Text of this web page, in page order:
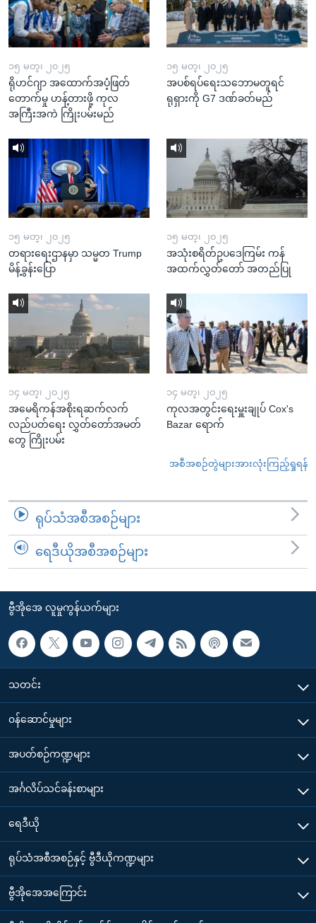
၁၅ မတ္၊ ၂၀၂၅
ရိုဟင်ဂျာ အထောက်အပံ့ဖြတ်
တောက်မှု ဟန့်တားဖို့ ကုလ
အကြီးအကဲ ကြိုးပမ်းမည်
၁၅ မတ္၊ ၂၀၂၅
အပစ်ရပ်ရေးသဘောမတူရင်
ရုရှားကို G7 ဒဏ်ခတ်မည်
၁၅ မတ္၊ ၂၀၂၅
တရားရေးဌာနမှာ သမ္မတ Trump
မိန့်ခွန်းပြော
၁၅ မတ္၊ ၂၀၂၅
အသုံးစရိတ်ဥပဒေကြမ်း ကန်
အထက်လွှတ်တော် အတည်ပြု
၁၄ မတ္၊ ၂၀၂၅
အမေရိကန်အစိုးရဆက်လက်
လည်ပတ်ရေး လွှတ်တော်အမတ်
တွေ ကြိုးပမ်း
၁၄ မတ္၊ ၂၀၂၅
ကုလအတွင်းရေးမှူးချုပ် Cox's
Bazar ရောက်
အစီအစဉ်တွဲများအားလုံးကြည့်ရှုရန်
ရုပ်သံအစီအစဉ်များ
ရေဒီယိုအစီအစဉ်များ
ဗွီအိုအေ လူမှုကွန်ယက်များ
သတင်း
၀န်ဆောင်မှုများ
အပတ်စဉ်ကဏ္ဍများ
အင်္ဂလိပ်သင်ခန်းစာများ
ရေဒီယို
ရုပ်သံအစီအစဉ်နှင့် ဗွီဒီယိုကဏ္ဍများ
ဗွီအိုအေအကြောင်း